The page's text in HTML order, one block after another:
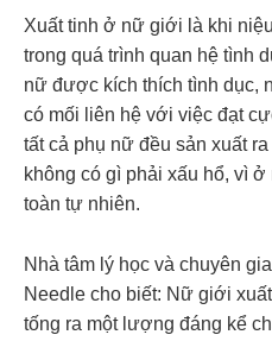
Xuất tinh ở nữ giới là khi
trong quá trình quan hệ tình
nữ được kích thích tình dục,
có mối liên hệ với việc đạt
tất cả phụ nữ đều sản xuất
không có gì phải xấu hổ, vì
toàn tự nhiên.
Nhà tâm lý học và chuyên
Needle cho biết: Nữ giới
tống ra một lượng đáng kể